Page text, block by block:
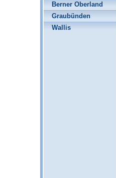
Berner Oberland
Graubünden
Wallis